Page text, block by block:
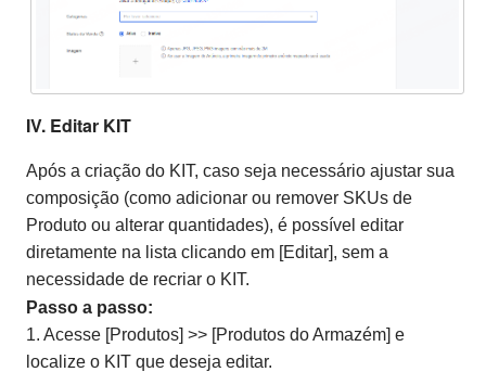
IV. Editar KIT
Após a criação do KIT, caso seja necessário ajustar sua
composição (como adicionar ou remover SKUs de
Produto ou alterar quantidades), é possível editar
diretamente na lista clicando em [Editar], sem a
necessidade de recriar o KIT.
Passo a passo:
1. Acesse [Produtos] >> [Produtos do Armazém] e
localize o KIT que deseja editar.